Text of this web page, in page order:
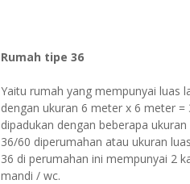
Rumah tipe 36
Yaitu rumah yang mempunyai luas
dengan ukuran 6 meter x 6 meter
dipadukan dengan beberapa
36/60 diperumahan atau ukuran
36 di perumahan ini mempunyai 2
mandi / wc.